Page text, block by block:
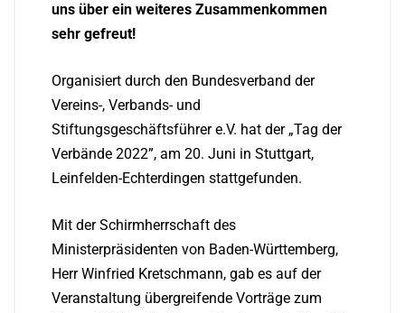
uns über ein weiteres Zusammenkommen
sehr gefreut!
Organisiert durch den Bundesverband der
Vereins-, Verbands- und
Stiftungsgeschäftsführer e.V. hat der „Tag der
Verbände 2022”, am 20. Juni in Stuttgart,
Leinfelden-Echterdingen stattgefunden.
Mit der Schirmherrschaft des
Ministerpräsidenten von Baden-Württemberg,
Herr Winfried Kretschmann, gab es auf der
Veranstaltung übergreifende Vorträge zum